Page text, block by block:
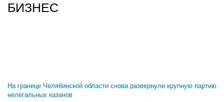
БИЗНЕС
На границе Челябинской области снова развернули крупную партию
нелегальных казанов